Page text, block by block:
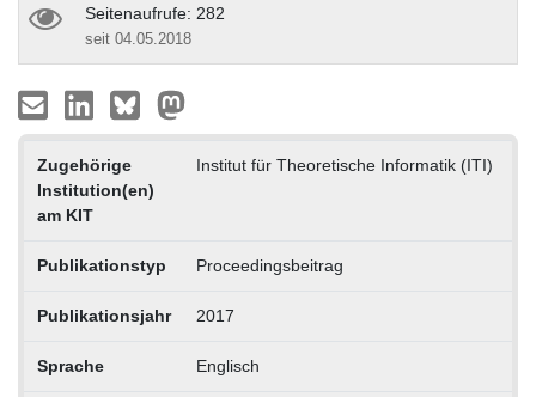
Seitenaufrufe: 282
seit 04.05.2018
Zugehörige
Institution(en)
am KIT
Institut für Theoretische Informatik (ITI)
Publikationstyp Proceedingsbeitrag
Publikationsjahr 2017
Sprache Englisch